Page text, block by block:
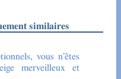
similaires
merveilleux et